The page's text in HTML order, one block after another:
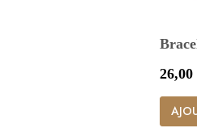
Prix
26,00